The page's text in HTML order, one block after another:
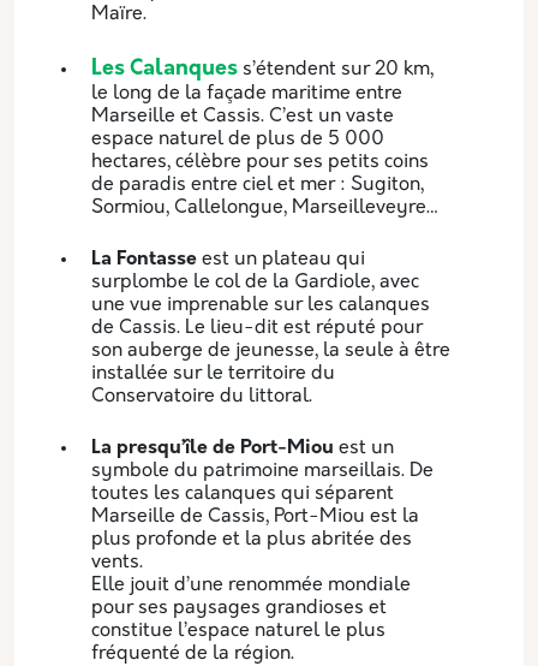
Maïre.
Les Calanques s’étendent sur 20 km,
le long de la façade maritime entre
Marseille et Cassis. C’est un vaste
espace naturel de plus de 5 000
hectares, célèbre pour ses petits coins
de paradis entre ciel et mer : Sugiton,
Sormiou, Callelongue, Marseilleveyre…
La Fontasse est un plateau qui
surplombe le col de la Gardiole, avec
une vue imprenable sur les calanques
de Cassis. Le lieu-dit est réputé pour
son auberge de jeunesse, la seule à être
installée sur le territoire du
Conservatoire du littoral.
La presqu’île de Port-Miou est un
symbole du patrimoine marseillais. De
toutes les calanques qui séparent
Marseille de Cassis, Port-Miou est la
plus profonde et la plus abritée des
vents.
Elle jouit d’une renommée mondiale
pour ses paysages grandioses et
constitue l’espace naturel le plus
fréquenté de la région.